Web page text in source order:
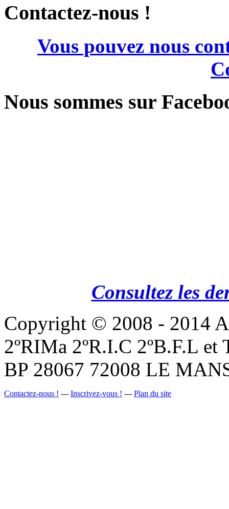
Contactez-nous !
Vous pouvez nous
Nous sommes sur
Consultez les
Copyright © 2008 - 2014
2ºRIMa 2ºR.I.C 2ºB.F.L
BP 28067 72008 LE
Contactez-nous ! --- Inscrivez-vous ! --- Plan du site